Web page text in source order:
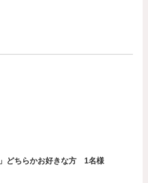
」どちらかお好きな方 1名様